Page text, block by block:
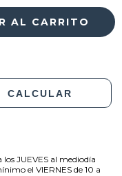
CALCULAR
JUEVES al mediodía
el VIERNES de 10 a